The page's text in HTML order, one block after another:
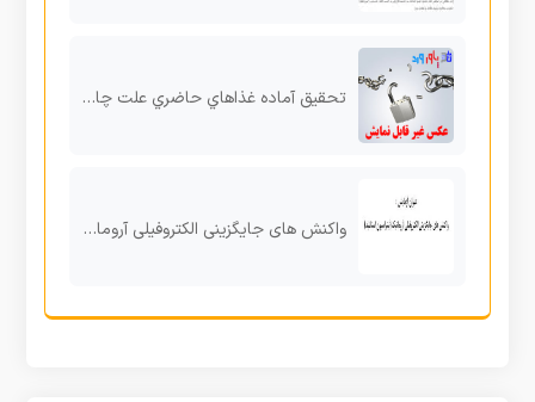
تحقیق آماده غذاهاي حاضري علت چاقی اکثر نوجوانان
واکنش های جایگزینی الکتروفیلی آروماتیک (نیتراسیون استانلید)